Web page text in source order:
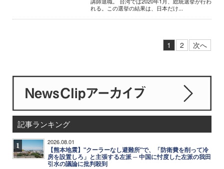
れる。この選挙の結果は、日本だけ...
1 2 次へ
記事ランキング
1 2026.08.01
【熊本地震】"クーラーなし避難所"で、「防衛費を削って冷
房を設置しろ」と主張する左派 ─ 中国に忖度した左派の我田
引水の議論に批判殺到